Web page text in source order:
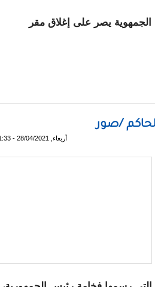
يصر على إغلاق مقر
الرباط الوطني
/صور
أربعاء, 28/04/2021 - 11:33